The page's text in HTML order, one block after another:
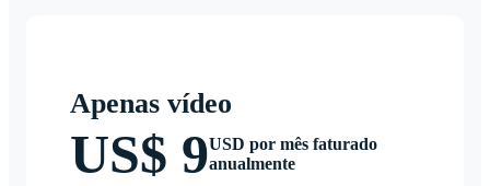
Apenas vídeo
US$ 9USD por mês faturado
anualmente